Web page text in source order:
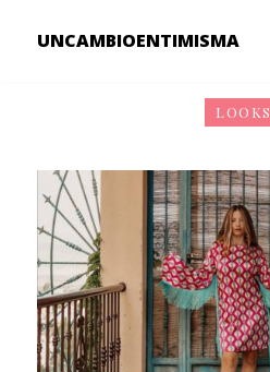
UNCAMBIOENTIMISMA
LOOKS